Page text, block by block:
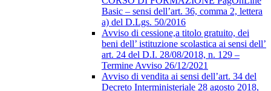
Basic – sensi dell’art. 36, comma 2, lettera
a) del D.Lgs. 50/2016
Avviso di cessione,a titolo gratuito, dei
beni dell’ istituzione scolastica ai sensi dell’
art. 24 del D.I. 28/08/2018, n. 129 –
Termine Avviso 26/12/2021
Avviso di vendita ai sensi dell’art. 34 del
Decreto Interministeriale 28 agosto 2018,